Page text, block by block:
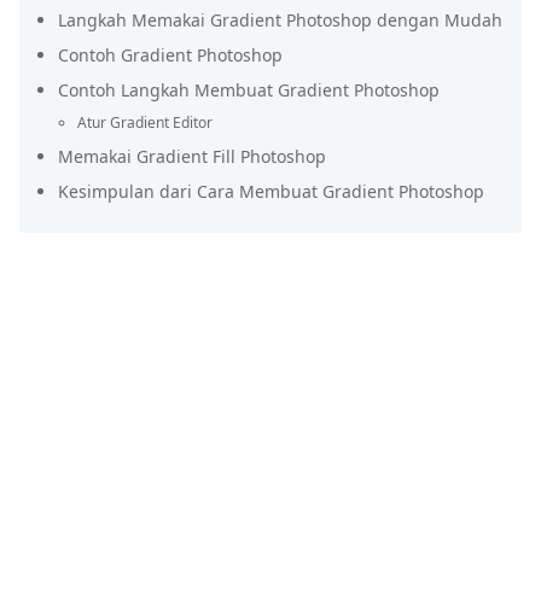
Langkah Memakai Gradient Photoshop dengan Mudah
Contoh Gradient Photoshop
Contoh Langkah Membuat Gradient Photoshop
Atur Gradient Editor
Memakai Gradient Fill Photoshop
Kesimpulan dari Cara Membuat Gradient Photoshop